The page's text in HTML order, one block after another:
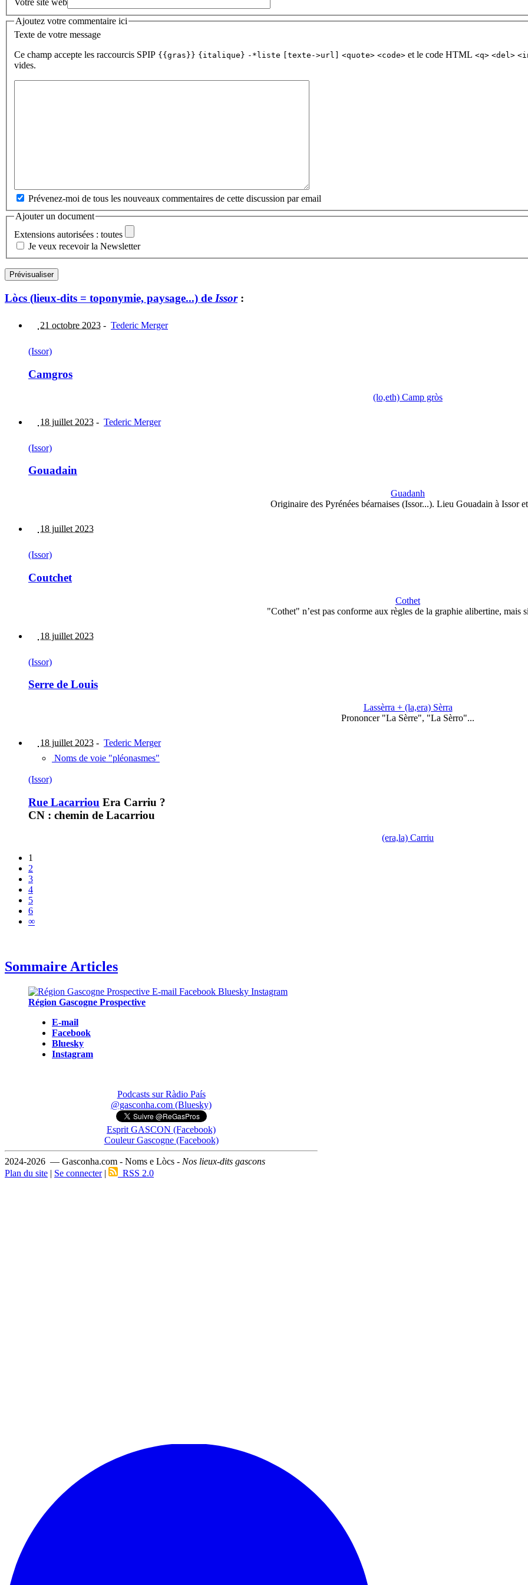
Ajoutez votre commentaire ici
Texte de votre message
Ce champ accepte les raccourcis SPIP {{gras}} {italique} -*liste [texte->url] <quote> <code> et le code HTML <q> <del>
vides.
Prévenez-moi de tous les nouveaux commentaires de cette discussion par email
Ajouter un document
Extensions autorisées : toutes
Je veux recevoir la Newsletter
Lòcs (lieux-dits = toponymie, paysage...) de Issor:
21 octobre 2023 - Tederic Merger
(Issor)
Camgros
(lo,eth) Camp gròs
18 juillet 2023 - Tederic Merger
(Issor)
Gouadain
Guadanh
Originaire des Pyrénées béarnaises (Issor...). Lieu Gouadain à Issor
18 juillet 2023
(Issor)
Coutchet
Cothet
"Cothet" n’est pas conforme aux règles de la graphie alibertine, mais
18 juillet 2023
(Issor)
Serre de Louis
Lassèrra + (la,era) Sèrra
Prononcer "La Sèrre", "La Sèrro"...
18 juillet 2023 - Tederic Merger
Noms de voie "pléonasmes"
(Issor)
Rue Lacarriou Era Carriu ?
CN : chemin de Lacarriou
(era,la) Carriu
1
2
3
4
5
6
∞
Sommaire Articles
Région Gascogne Prospective
E-mail
Facebook
Bluesky
Instagram
Podcasts sur Ràdio País
@gasconha.com (Bluesky)
Esprit GASCON (Facebook)
Couleur Gascogne (Facebook)
2024-2026 — Gasconha.com - Noms e Lòcs - Nos lieux-dits gascons
Plan du site | Se connecter| RSS 2.0